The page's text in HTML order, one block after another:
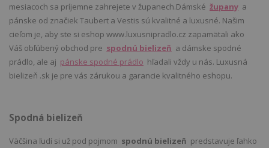
mesiacoch sa príjemne zahrejete v županech.Dámské župany a
pánske od značiek Taubert a Vestis sú kvalitné a luxusné. Našim
cieľom je, aby ste si eshop www.luxusnipradlo.cz zapamätali ako
Váš obľúbený obchod pre spodnú bielizeň a dámske spodné
prádlo, ale aj pánske spodné prádlo hľadali vždy u nás. Luxusná
bielizeň .sk je pre vás zárukou a garancie kvalitného eshopu.
Spodná bielizeň
Väčšina ľudí si už pod pojmom spodnú bielizeň predstavuje ľahko